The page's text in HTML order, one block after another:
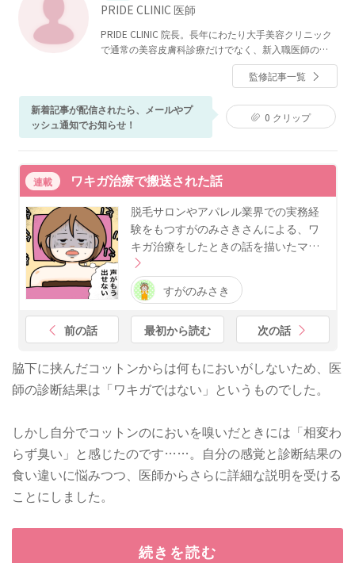
PRIDE CLINIC 医師
PRIDE CLINIC 院長。長年にわたり大手美容クリニック
で通常の美容皮膚科診療だけでなく、新入職医師の指
導や、VIP対応などをおこなっている。それらの経験を
通じ、気軽に先進的な治療を受けていただける、自由
で明るいクリニックを目指している。
監修記事一覧
新着記事が配信されたら、メールやプ
ッシュ通知でお知らせ！
0 クリップ
連載 ワキガ治療で搬送された話
脱毛サロンやアパレル業界での実務経
験をもつすがのみさきさんによる、ワ
キガ治療をしたときの話を描いたマ…
すがのみさき
前の話 最初から読む 次の話
脇下に挟んだコットンからは何もにおいがしないため、医
師の診断結果は「ワキガではない」というものでした。
しかし自分でコットンのにおいを嗅いだときには「相変わ
らず臭い」と感じたのです……。自分の感覚と診断結果の
食い違いに悩みつつ、医師からさらに詳細な説明を受ける
ことにしました。
続きを読む